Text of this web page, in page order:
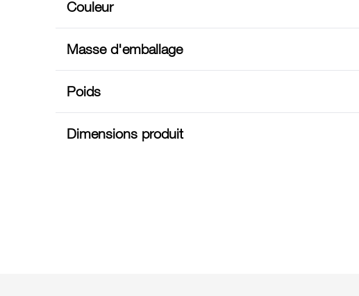
Couleur
Masse d'emballage
Poids
Dimensions produit